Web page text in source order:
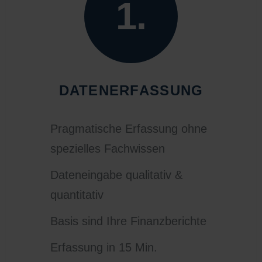
1.
DATENERFASSUNG
Pragmatische Erfassung ohne
spezielles Fachwissen
Dateneingabe qualitativ &
quantitativ
Basis sind Ihre Finanzberichte
Erfassung in 15 Min.